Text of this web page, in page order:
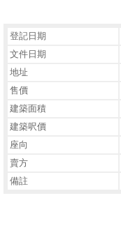
登記日期
文件日期
地址
售價
建築面積
建築呎價
座向
賣方
備註